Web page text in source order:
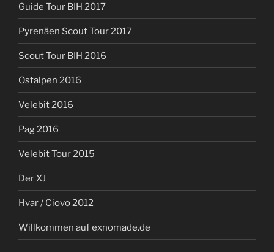
Guide Tour BIH 2017
Pyrenäen Scout Tour 2017
Scout Tour BIH 2016
Ostalpen 2016
Velebit 2016
Pag 2016
Velebit Tour 2015
Der XJ
Hvar / Ciovo 2012
Willkommen auf exnomade.de